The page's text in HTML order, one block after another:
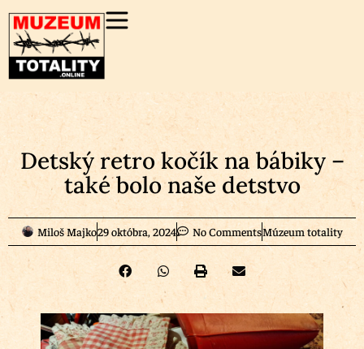
Detský retro kočík na bábiky –
také bolo naše detstvo
Miloš Majko29 októbra, 2024 No CommentsMúzeum totality